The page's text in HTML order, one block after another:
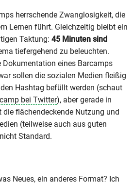
herrschende Zwanglosigkeit, die
Lernen führt. Gleichzeitig bleibt ein
Taktung: 45 Minuten sind
tiefergehend zu beleuchten.
Dokumentation eines Barcamps
sollen die sozialen Medien fleißig
Hashtag befüllt werden (schaut
bei Twitter), aber gerade in
die flächendeckende Nutzung und
(teilweise auch aus guten
Standard.
Neues, ein anderes Format? Ich